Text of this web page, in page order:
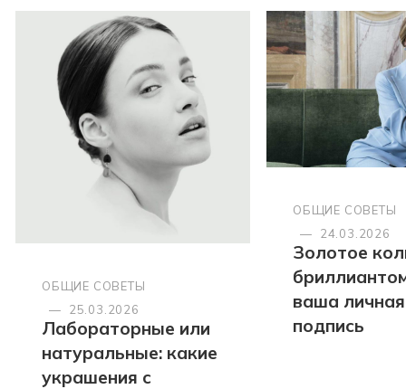
ОБЩИЕ СОВЕТЫ
—
25.03.2026
Лабораторные или
натуральные: какие
украшения с
ОБЩИЕ СОВЕТЫ
—
24.03.2026
Золотое
ваша личная
подпись